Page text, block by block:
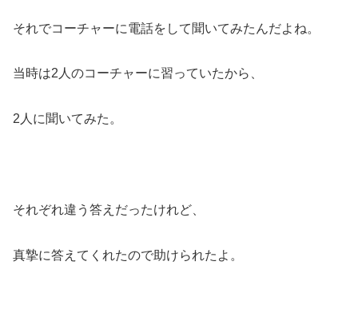
それでコーチャーに電話をして聞いてみたんだよね。
当時は2人のコーチャーに習っていたから、
2人に聞いてみた。
それぞれ違う答えだったけれど、
真摯に答えてくれたので助けられたよ。